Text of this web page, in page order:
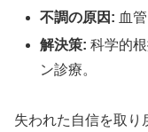
不調の原因: 血
解決策: 科学的
ン診療。
失われた自信を取り